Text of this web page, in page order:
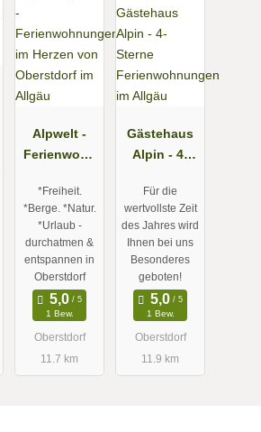
Alpwelt -
Ferienwohn
Herzen von
Oberstdorf
im Allgäu
*Freiheit.
*Berge. *Natur.
*Urlaub -
durchatmen &
entspannen in
Oberstdorf
1 Bew.
Oberstdorf
11.7 km
Gästehaus
Alpin - 4-
Ferienwohn
ungen im
Allgäu
Für die
wertvollste Zeit
des Jahres wird
Ihnen bei uns
Besonderes
geboten!
1 Bew.
Oberstdorf
11.9 km